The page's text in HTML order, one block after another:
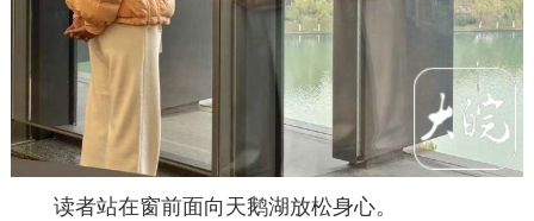
读者站在窗前面向天鹅湖放松身心。